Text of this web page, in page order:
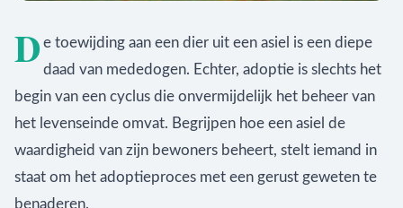
De toewijding aan een dier uit een asiel is een diepe
daad van mededogen. Echter, adoptie is slechts het
begin van een cyclus die onvermijdelijk het beheer van
het levenseinde omvat. Begrijpen hoe een asiel de
waardigheid van zijn bewoners beheert, stelt iemand in
staat om het adoptieproces met een gerust geweten te
benaderen.